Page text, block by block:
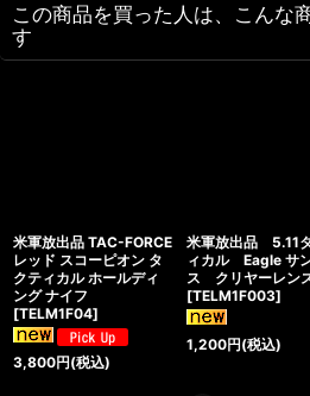
この商品を買った人は、こんな
す
米軍放出品 TAC-FORCE
レッド スコーピオン タ
クティカル ホールディ
ング ナイフ
[TELM1F04]
3,800円(税込)
米軍放出品 5.11
ィカル Eagle サ
ス クリヤーレン
[TELM1F003]
1,200円(税込)